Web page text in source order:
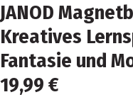
JANOD
Kreatives
Fantasie und
19,99 €